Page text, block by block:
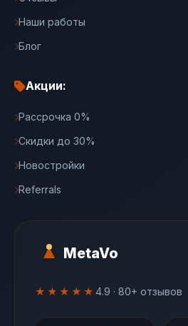
MetaVo
★★★★★ 4.9 · 80+ отзывов
Наши работы
Блог
Акции:
Рассрочка 0%
Скидки до 30%
Новостройки
Referrals